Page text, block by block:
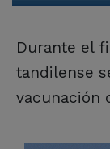
Durante el
tandilense
vacunación